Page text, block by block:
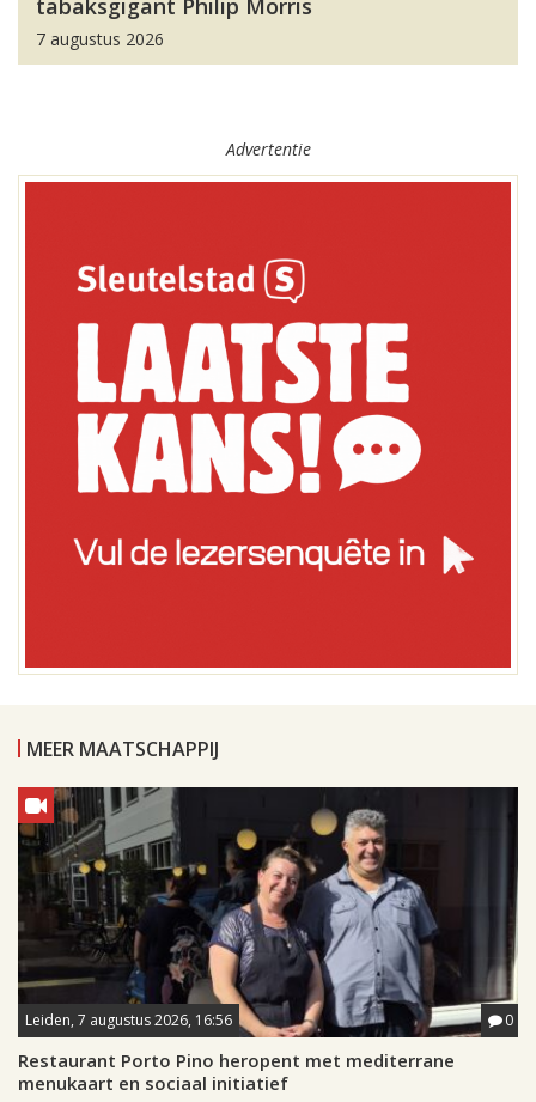
tabaksgigant Philip Morris
7 augustus 2026
Advertentie
MEER MAATSCHAPPIJ
Leiden, 7 augustus 2026, 16:56 0
Restaurant Porto Pino heropent met mediterrane
menukaart en sociaal initiatief